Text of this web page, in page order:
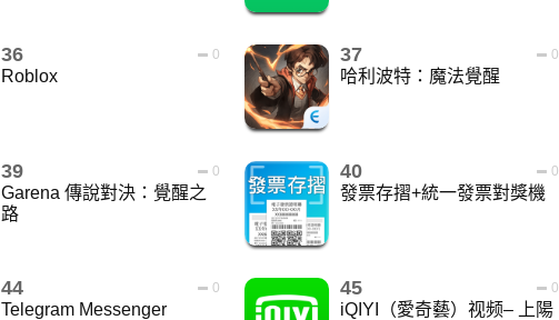
36 0
Roblox
37 0
哈利波特：魔法覺醒
39 0
Garena 傳說對決：覺醒之
路
40 0
發票存摺+統一發票對獎機
44 0
Telegram Messenger
45 0
iQIYI（愛奇藝）视频– 上陽